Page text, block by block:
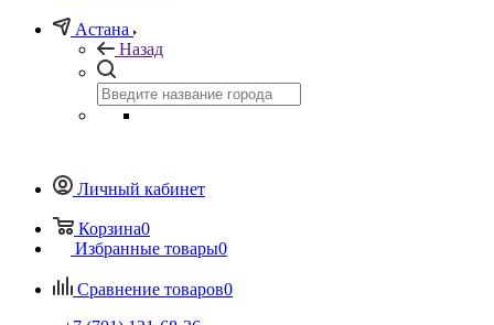
Астана
Назад
Личный кабинет
Корзина0
Избранные товары0
Сравнение товаров0